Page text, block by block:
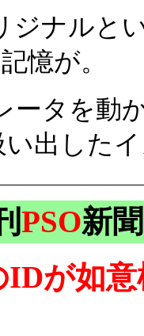
ジナルと
憶が。
ータを動
い出した
PSO新
IDが如